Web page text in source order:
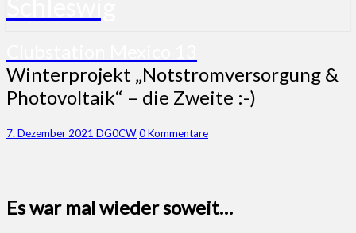
Winterprojekt
„Notstromversorgung
&
–
Winterprojekt „Notstromversorgung &
Photovoltaik“ – die Zweite :-)
7. Dezember 2021 DG0CWKommentare
0 Kommentare
Es war mal wieder soweit…